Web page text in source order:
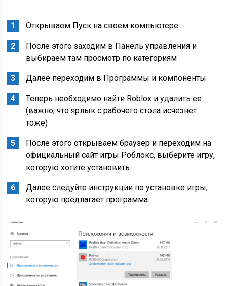
Открываем Пуск на своем компьютере
После этого заходим в Панель управления и
выбираем там просмотр по категориям
Далее переходим в Программы и компоненты
Теперь необходимо найти Roblox и удалить ее
(важно, что ярлык с рабочего стола исчезнет
тоже)
После этого открываем браузер и переходим на
официальный сайт игры Роблокс, выберите игру,
которую хотите установить
Далее следуйте инструкции по установке игры,
которую предлагает программа.